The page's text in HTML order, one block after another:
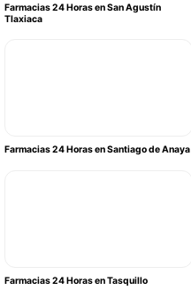
Farmacias 24 Horas en San Agustín
Tlaxiaca
Farmacias 24 Horas en Santiago de Anaya
Farmacias 24 Horas en Tasquillo